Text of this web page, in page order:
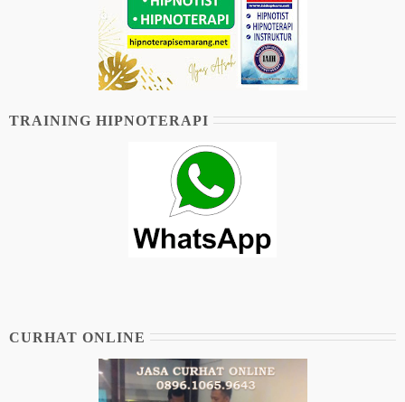
TRAINING HIPNOTERAPI
CURHAT ONLINE